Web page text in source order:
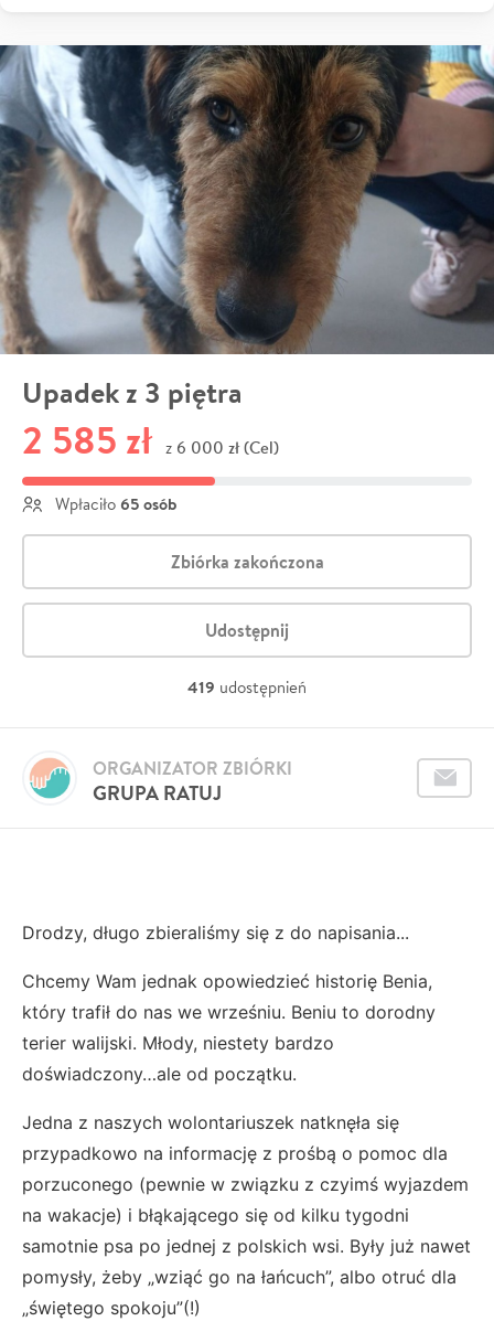
Upadek z 3 piętra
2 585 zł z 6 000 zł (Cel)
Wpłaciło 65 osób
Zbiórka zakończona
Udostępnij
419 udostępnień
GRUPA RATUJ
ORGANIZATOR ZBIÓRKI
Drodzy, długo zbieraliśmy się z do napisania...
Chcemy Wam jednak opowiedzieć historię Benia,
który trafił do nas we wrześniu. Beniu to dorodny
terier walijski. Młody, niestety bardzo
doświadczony…ale od początku.
Jedna z naszych wolontariuszek natknęła się
przypadkowo na informację z prośbą o pomoc dla
porzuconego (pewnie w związku z czyimś wyjazdem
na wakacje) i błąkającego się od kilku tygodni
samotnie psa po jednej z polskich wsi. Były już nawet
pomysły, żeby „wziąć go na łańcuch”, albo otruć dla
„świętego spokoju”(!)